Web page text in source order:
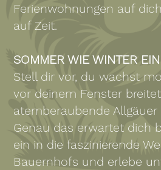
Ferienwohnungen auf
auf Zeit.
SOMMER WIE WINTER
Stell dir vor, du wachst
vor deinem Fenster
atemberaubende Allgäuer
Genau das erwartet dich
ein in die faszinierende
Bauernhofs und erlebe